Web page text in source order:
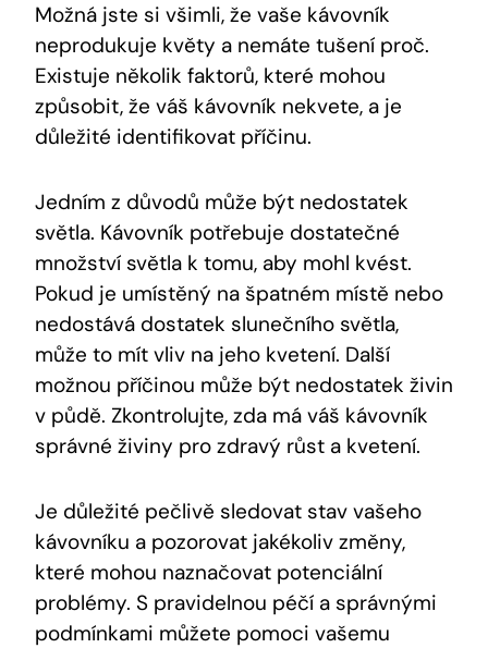
Možná jste si všimli, že vaše kávovník
neprodukuje květy a nemáte tušení proč.
Existuje několik faktorů, které mohou
způsobit, že váš kávovník nekvete, a je
důležité identifikovat příčinu.
Jedním z důvodů může být nedostatek
světla. Kávovník potřebuje dostatečné
množství světla k tomu, aby mohl kvést.
Pokud je umístěný na špatném místě nebo
nedostává dostatek slunečního světla,
může to mít vliv na jeho kvetení. Další
možnou příčinou může být nedostatek živin
v půdě. Zkontrolujte, zda má váš kávovník
správné živiny pro zdravý růst a kvetení.
Je důležité pečlivě sledovat stav vašeho
kávovníku a pozorovat jakékoliv změny,
které mohou naznačovat potenciální
problémy. S pravidelnou péčí a správnými
podmínkami můžete pomoci vašemu